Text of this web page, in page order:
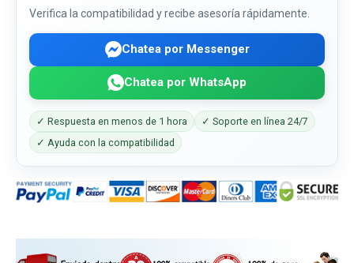
Verifica la compatibilidad y recibe asesoría rápidamente.
Chatea por Messenger
Chatea por WhatsApp
✓ Respuesta en menos de 1 hora
✓ Soporte en línea 24/7
✓ Ayuda con la compatibilidad